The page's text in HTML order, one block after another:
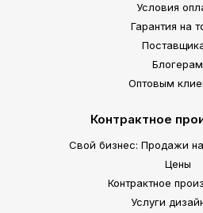
Условия
Гарантия на
Блогерам
Оптовым
Контрактное
Свой бизнес: Продажи
Цены
Контрактное
Услуги